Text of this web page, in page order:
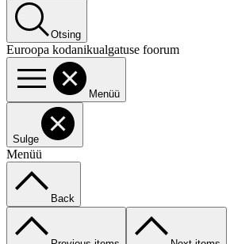
Otsing
Euroopa kodanikualgatuse foorum
Menüü
Sulge
Menüü
Back